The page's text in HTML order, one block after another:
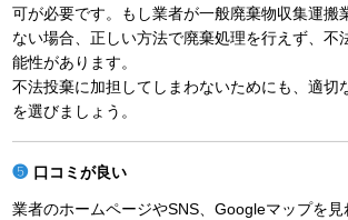
可が必要です。もし業者が一般廃棄物収集運搬
ない場合、正しい方法で廃棄処理を行えず、不
能性があります。
不法投棄に加担してしまわないためにも、適切
を選びましょう。
口コミが良い
業者のホームページやSNS、Googleマップを